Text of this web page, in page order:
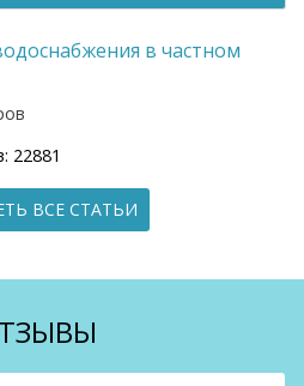
в частном
22881
ВСЕ СТАТЬИ